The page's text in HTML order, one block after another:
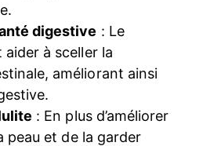
digestive : Le
aider à sceller la
améliorant ainsi
: En plus d’améliorer
peau et de la garder